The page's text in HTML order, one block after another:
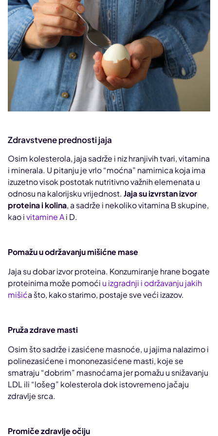
Zdravstvene prednosti jaja
Osim kolesterola, jaja sadrže i niz hranjivih tvari, vitamina
i minerala. U pitanju je vrlo “moćna” namirnica koja ima
izuzetno visok postotak nutritivno važnih elemenata u
odnosu na kalorijsku vrijednost. Jaja su izvrstan izvor
proteina i kolina, a sadrže i nekoliko vitamina B skupine,
kao ivitamine Ai D.
Pomažu u održavanju mišićne mase
Jaja su dobar izvor proteina. Konzumiranje hrane bogate
proteinima može pomoći u izgradnji i održavanju jakih
mišića što, kako starimo, postaje sve veći izazov.
Pruža zdrave masti
Osim što sadrže i zasićene masnoće, u jajima nalazimo i
polinezasićene i mononezasićene masti, koje se
smatraju “dobrim” masnoćama jer pomažu u snižavanju
LDL ili “lošeg” kolesterola dok istovremeno jačaju
zdravlje srca.
Promiče zdravlje očiju